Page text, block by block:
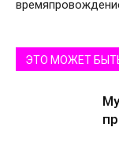
ЭТО МОЖЕТ